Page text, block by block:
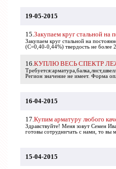
19-05-2015
15.Закупаем круг стальной на
Закупаем круг стальной на
(С=0,40-0,44%) твердость не
16.КУПЛЮ ВЕСЬ СПЕКТР
Регион значение не имеет. Форма
16-04-2015
17.Купим арматуру любого
Здравствуйте! Меня зовут Семен
готовы сотрудничать с нами, то вы
15-04-2015